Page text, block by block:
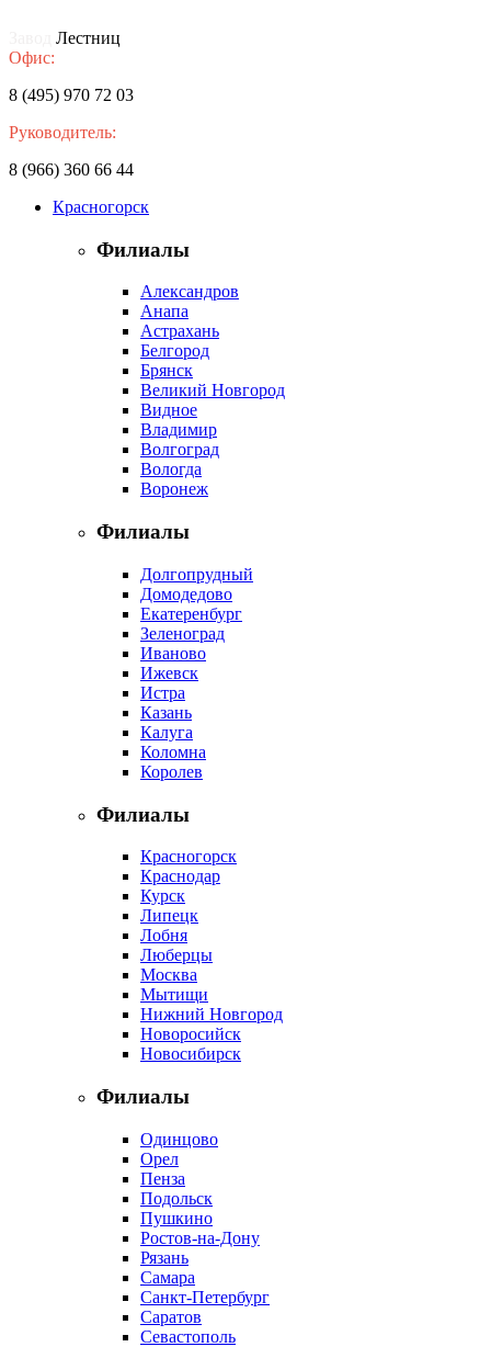
Лестниц
Офис:
8 (495) 970 72 03
Руководитель:
8 (966) 360 66 44
Красногорск
Филиалы
Александров
Анапа
Астрахань
Белгород
Брянск
Великий Новгород
Видное
Владимир
Волгоград
Вологда
Воронеж
Филиалы
Долгопрудный
Домодедово
Екатеренбург
Зеленоград
Иваново
Ижевск
Истра
Казань
Калуга
Коломна
Королев
Филиалы
Красногорск
Краснодар
Курск
Липецк
Лобня
Люберцы
Москва
Мытищи
Нижний Новгород
Новоросийск
Новосибирск
Филиалы
Одинцово
Орел
Пенза
Подольск
Пушкино
Ростов-на-Дону
Рязань
Самара
Санкт-Петербург
Саратов
Севастополь